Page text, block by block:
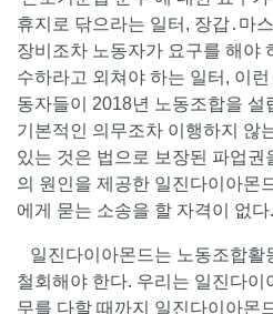
휴지로 닦으라는 일터, 장갑․마
장비조차 노동자가 요구를 해야
수하라고 외쳐야 하는 일터, 이
동자들이 2018년 노동조합을 설
기본적인 의무조차 이행하지 않
있는 것은 법으로 보장된 파업권
의 원인을 제공한 일진다이아몬
에게 묻는 소송을 할 자격이 없다.
일진다이아몬드는 노동조합활
철회해야 한다. 우리는 일진다이
무를 다할 때까지 일진다이아몬